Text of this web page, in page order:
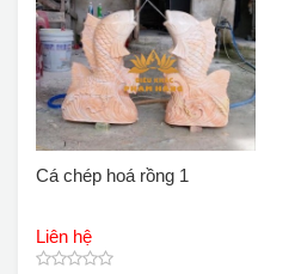
Cá chép hoá rồng 1
Liên hệ